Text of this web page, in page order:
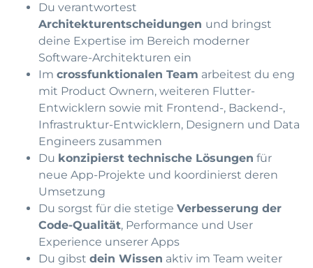
Du verantwortest
Architekturentscheidungen und bringst
deine Expertise im Bereich moderner
Software-Architekturen ein
Im crossfunktionalen Team arbeitest du eng
mit Product Ownern, weiteren Flutter-
Entwicklern sowie mit Frontend-, Backend-,
Infrastruktur-Entwicklern, Designern und Data
Engineers zusammen
Du konzipierst technische Lösungen für
neue App-Projekte und koordinierst deren
Umsetzung
Du sorgst für die stetige Verbesserung der
Code-Qualität, Performance und User
Experience unserer Apps
Du gibst dein Wissen aktiv im Team weiter